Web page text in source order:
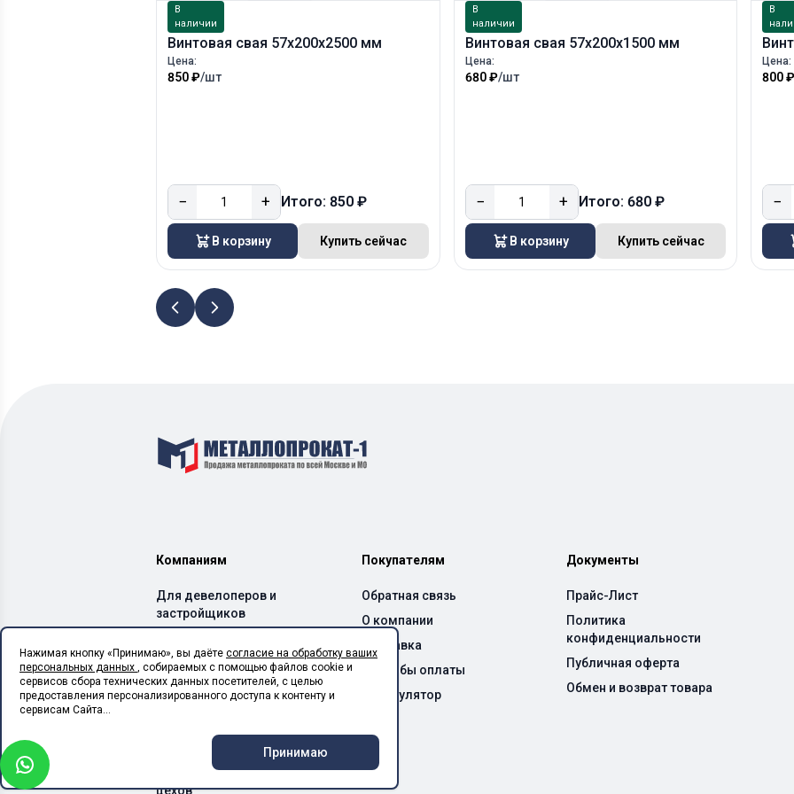
В
наличии
Винтовая свая 57х200х2500 мм
Цена:
850 ₽/шт
− + Итого: 850 ₽
В корзину Купить сейчас
В
наличии
Винтовая свая 57х200х1500 мм
Цена:
680 ₽/шт
− + Итого: 680 ₽
В корзину Купить сейчас
В
Цена:
800
−
Компаниям
Для девелоперов и
застройщиков
и бетонных заводов
Для производителей ЛСТК
Для монтажных
Для сельхоз предприятий
Для производственных
цехов
Покупателям
Обратная связь
О компании
Доставка
Способы оплаты
Калькулятор
Документы
Прайс-Лист
Политика
конфиденциальности
Публичная оферта
Обмен и возврат товара
Нажимая кнопку «Принимаю», вы даёте согласие на обработку ваших
персональных данных , собираемых с помощью файлов cookie и
сервисов сбора технических данных посетителей, с целью
предоставления персонализированного доступа к контенту и
сервисам Сайта...
Принимаю